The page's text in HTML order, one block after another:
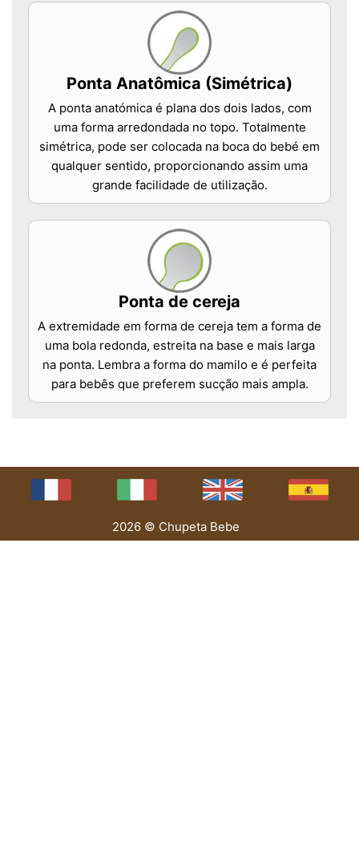
Ponta Anatômica (Simétrica)
A ponta anatómica é plana dos dois lados, com
uma forma arredondada no topo. Totalmente
simétrica, pode ser colocada na boca do bebé em
qualquer sentido, proporcionando assim uma
grande facilidade de utilização.
Ponta de cereja
A extremidade em forma de cereja tem a forma de
uma bola redonda, estreita na base e mais larga
na ponta. Lembra a forma do mamilo e é perfeita
para bebês que preferem sucção mais ampla.
2026 © Chupeta Bebe